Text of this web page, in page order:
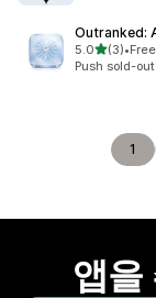
Outranked:
5.0별 5개 중
(3)
총 리뷰 3개
•
Push sold-
1
앱을